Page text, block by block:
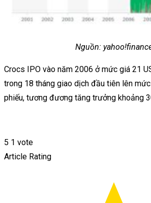
Nguồn:
Crocs IPO vào năm 2006 ở mức giá 21
trong 18 tháng giao dịch đầu tiên lên
phiếu, tương đương tăng trưởng khoảng
5 1 vote
Article Rating